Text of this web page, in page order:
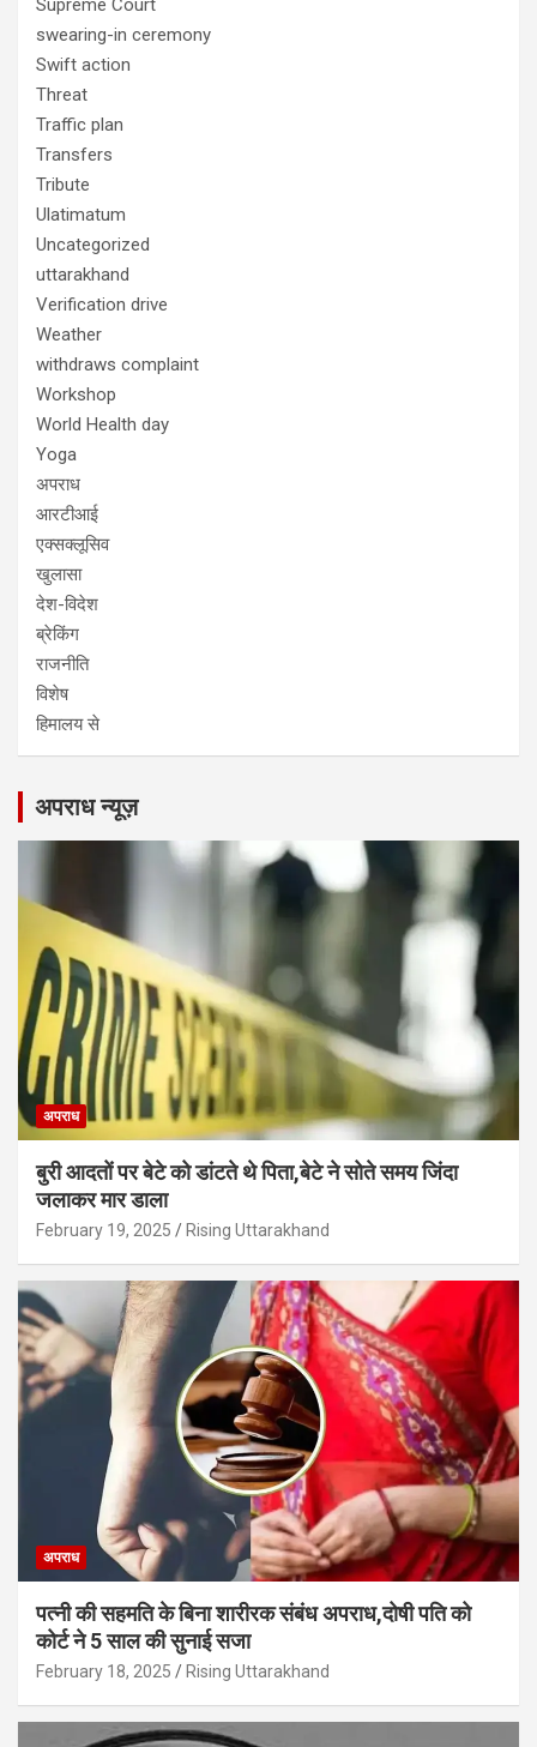
swearing-in ceremony
Swift action
Threat
Traffic plan
Transfers
Tribute
Ulatimatum
Uncategorized
uttarakhand
Verification drive
Weather
withdraws complaint
Workshop
World Health day
Yoga
अपराध
आरटीआई
एक्सक्लूसिव
खुलासा
देश-विदेश
ब्रेकिंग
राजनीति
विशेष
हिमालय से
अपराध न्यूज़
अपराध
बुरी आदतों पर बेटे को डांटते थे पिता,बेटे ने सोते समय जिंदा
जलाकर मार डाला
February 19, 2025 Rising Uttarakhand
अपराध
पत्नी की सहमति के बिना शारीरक संबंध अपराध,दोषी पति को
कोर्ट ने 5 साल की सुनाई सजा
February 18, 2025 Rising Uttarakhand